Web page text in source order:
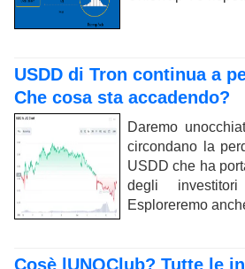
USDD di Tron continua a
Che cosa sta accadendo?
Daremo
circondano la
USDD che ha
degli
Esploreremo
Cosè lUNQClub? Tutte le